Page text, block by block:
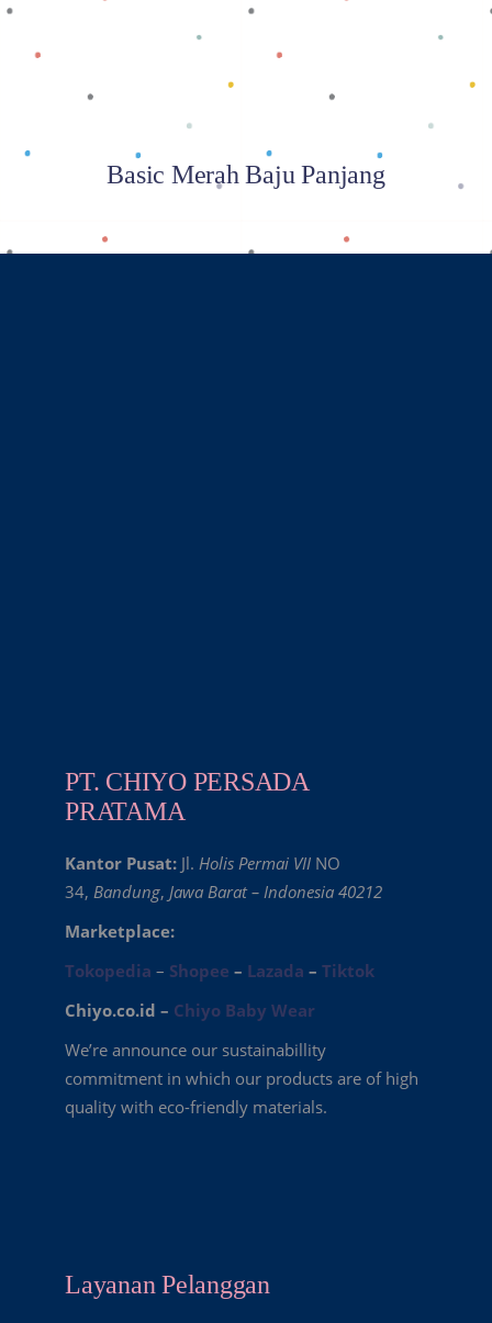
Basic Merah Baju Panjang
PT. CHIYO PERSADA
PRATAMA
Kantor Pusat: Jl. Holis Permai VII NO
34, Bandung, Jawa Barat – Indonesia 40212
Marketplace:
Tokopedia – Shopee – Lazada – Tiktok
Chiyo.co.id – Chiyo Baby Wear
We’re announce our sustainabillity
commitment in which our products are of high
quality with eco-friendly materials.
Layanan Pelanggan